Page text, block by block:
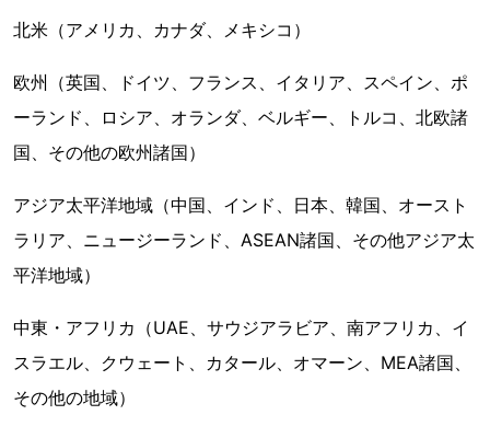
北米（アメリカ、カナダ、メキシコ）
欧州（英国、ドイツ、フランス、イタリア、スペイン、ポ
ーランド、ロシア、オランダ、ベルギー、トルコ、北欧諸
国、その他の欧州諸国）
アジア太平洋地域（中国、インド、日本、韓国、オースト
ラリア、ニュージーランド、ASEAN諸国、その他アジア太
平洋地域）
中東・アフリカ（UAE、サウジアラビア、南アフリカ、イ
スラエル、クウェート、カタール、オマーン、MEA諸国、
その他の地域）